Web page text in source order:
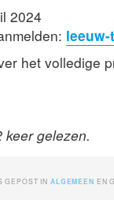
2024
het volledige
keer gelezen.
GEPOST IN ALGEMEEN EN